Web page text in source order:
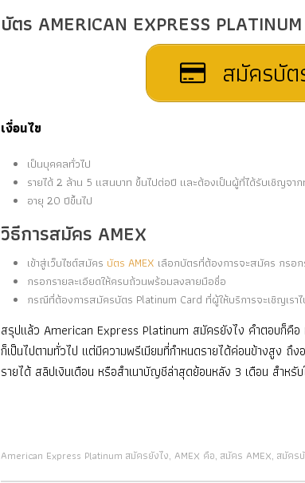
บัตร AMERICAN EXPRESS
สมัครบั
เงื่อนไข
เป็นบุคคลทั่วไป
รายได้ 2 ล้าน 5 แสนบาท ขึ้นไปต่อปี และต้องเป็นผู้ที่ได้รับเชิญจาก
อายุ 20 ปีขึ้นไป
วิธีการสมัคร AMEX
เข้าสู่เว็บไซต์สมัคร บัตร AMEX เลือกบัตรที่ต้องการจะสมัคร กรอ
กรอกรายละเอียดให้ครบถ้วนพร้อมลงลายมือชื่อ
กรณีที่ต้องการสมัครบัตร Platinum Card ที่ผู้ให้บริการจะเชิญเรา
สรุปแล้ว American Express Platinum สมัครยังไง คำตอบก็คือ
ก็เป็นไปตามทั่วไป แต่มีความพรีเมียมที่กำหนดรายได้ค่อนข้างสูง ถึ
รายได้ สลิปเงินเดือน หรือสำเนาบัญชีล่าสุดย้อนหลัง 3 เดือน สำหรั
American Express Platinum สมัครยังไง, AMEX คือ, สมัคร AMEX, สมัคร